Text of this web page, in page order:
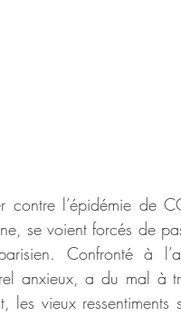
l’épidémie de
se voient forcés de
Confronté à
anxieux, a du mal à
vieux ressentiments